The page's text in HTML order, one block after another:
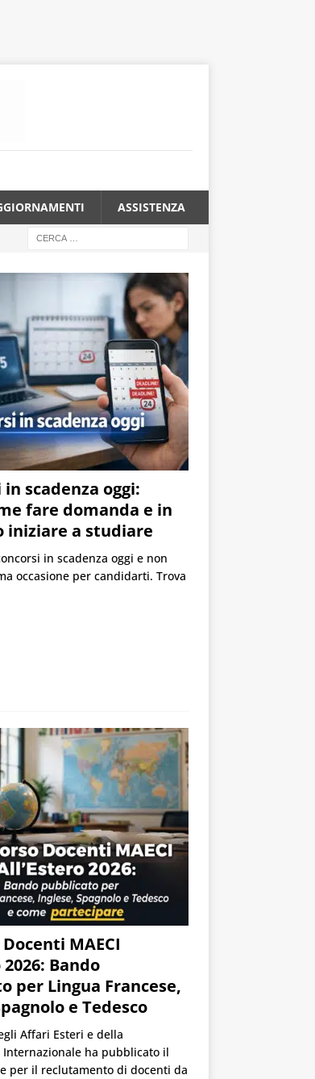
ASSISTENZA
scadenza oggi:
fare domanda e in
iniziare a studiare
in scadenza oggi e non
occasione per candidarti. Trova
MAECI
2026: Bando
per Lingua Francese,
e Tedesco
Affari Esteri e della
Internazionale ha pubblicato il
per il reclutamento di docenti da